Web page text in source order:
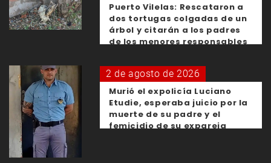
Puerto Vilelas: Rescataron a
dos tortugas colgadas de un
árbol y citarán a los padres
de los menores responsables
2 de agosto de 2026
Murió el expolicía Luciano
Etudie, esperaba juicio por la
muerte de su padre y el
femicidio de su expareja